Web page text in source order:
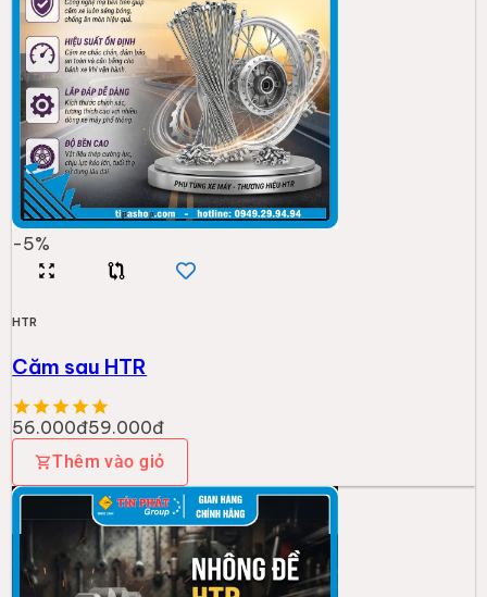
-5%
HTR
Căm sau HTR
56.000đ59.000đ
Thêm vào giỏ